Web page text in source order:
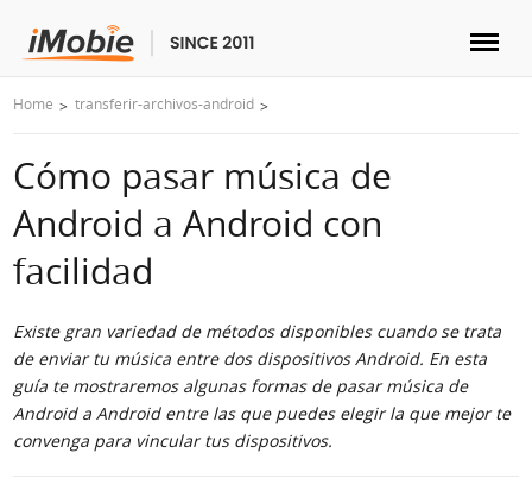
Desbloquear & Recuperar
Transferir
Utilidades
Solutions
Tienda
Home transferir-archivos-android
Cómo pasar música de
Android a Android con
facilidad
Existe gran variedad de métodos disponibles cuando se trata
de enviar tu música entre dos dispositivos Android. En esta
guía te mostraremos algunas formas de pasar música de
Android a Android entre las que puedes elegir la que mejor te
convenga para vincular tus dispositivos.